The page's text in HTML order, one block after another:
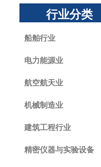
行业分类
船舶行业
电力能源业
航空航天业
机械制造业
建筑工程行业
精密仪器与实验设备